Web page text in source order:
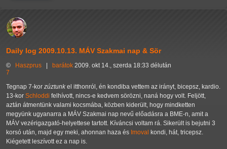
Daily log 2009.10.13. MÁV Szakmai nap & Sör
© Haszprus barátok 2009. okt 14., szerda 18:33 délután
7
Tegnap 7-kor zúztunk el itthonról, én kondiba vettem az irányt, bicepsz, kardio.
13-kor Schloddi felhívott, nincs-e kedvem sörözni, naná hogy volt. Feljött,
aztán átmentünk valami kocsmába, közben kiderült, hogy mindketten
megyünk ugyanarra a MÁV Szakmai nap nevű előadásra a BME-n, amit a
MÁV vezérigazgató-helyettese tartott. Kíváncsi voltam rá. Sikerült is bejutni 3
korsó után, majd egy meki, ahonnan haza és Imoval kondi, hát, tricepsz.
Kiégetett leszívott ez a nap is.